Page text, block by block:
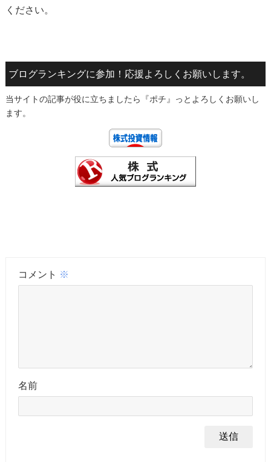
ください。
ブログランキングに参加！応援よろしくお願いします。
当サイトの記事が役に立ちましたら『ポチ』っとよろしくお願いし
ます。
コメント ※
名前